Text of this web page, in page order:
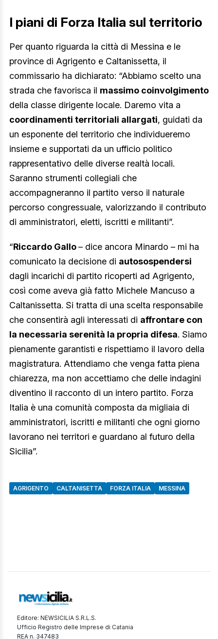
I piani di Forza Italia sul territorio
Per quanto riguarda la città di Messina e le
province di Agrigento e Caltanissetta, il
commissario ha dichiarato: “Abbiamo scelto una
strada che favorisca il massimo coinvolgimento
della classe dirigente locale. Daremo vita a
coordinamenti territoriali allargati, guidati da
un esponente del territorio che individueremo
insieme e supportati da un ufficio politico
rappresentativo delle diverse realtà locali.
Saranno strumenti collegiali che
accompagneranno il partito verso il naturale
percorso congressuale, valorizzando il contributo
di amministratori, eletti, iscritti e militanti”.
“Riccardo Gallo– dice ancora Minardo – mi ha
comunicato la decisione di autosospendersi
dagli incarichi di partito ricoperti ad Agrigento,
così come aveva già fatto Michele Mancuso a
Caltanissetta. Si tratta di una scelta responsabile
che consentirà agli interessati di affrontare con
la necessaria serenità la propria difesa. Siamo
pienamente garantisti e rispettiamo il lavoro della
magistratura. Attendiamo che venga fatta piena
chiarezza, ma non accettiamo che delle indagini
diventino il racconto di un intero partito. Forza
Italia è una comunità composta da migliaia di
amministratori, iscritti e militanti che ogni giorno
lavorano nei territori e guardano al futuro della
Sicilia”.
AGRIGENTO CALTANISETTA FORZA ITALIA MESSINA
Editore: NEWSICILIA S.R.L.S.
Ufficio Registro delle Imprese di Catania
REA n. 347483